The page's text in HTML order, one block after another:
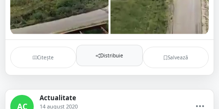
Citește Distribuie Salvează
AC
Actualitate
14 august 2020